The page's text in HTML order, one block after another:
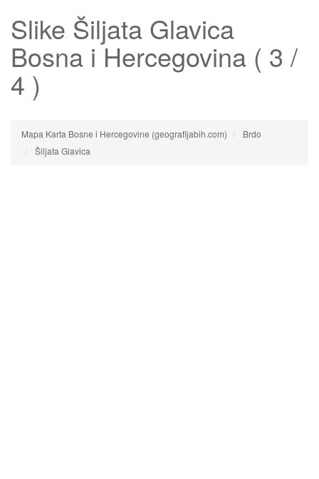
Slike Šiljata Glavica
Bosna i Hercegovina ( 3 /
4 )
Mapa Karta Bosne i Hercegovine (geografijabih.com)
Brdo
Šiljata Glavica